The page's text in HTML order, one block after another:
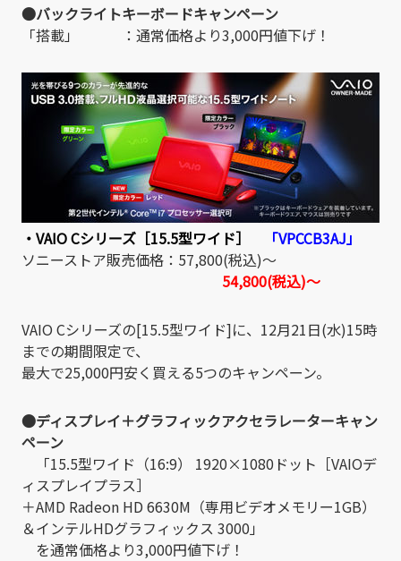
●バックライトキーボードキャンペーン
「搭載」 ：通常価格より3,000円値下げ！
・VAIO Cシリーズ［15.5型ワイド］
「VPCCB3AJ」
ソニーストア販売価格：57,800(税込)～
54,800(税込)～
VAIO Cシリーズの[15.5型ワイド]に、12月21日(水)15時
までの期間限定で、
最大で25,000円安く買える5つのキャンペーン。
●ディスプレイ＋グラフィックアクセラレーターキャン
ペーン
「15.5型ワイド（16:9） 1920×1080ドット［VAIOデ
ィスプレイプラス］
＋AMD Radeon HD 6630M（専用ビデオメモリー1GB）
＆インテルHDグラフィックス 3000」
を通常価格より3,000円値下げ！